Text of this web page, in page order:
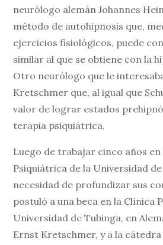
neurólogo alemán Johannes
método de autohipnosis que,
ejercicios fisiológicos, puede
similar al que se obtiene con la
Otro neurólogo que le
Kretschmer que, al igual que
valor de lograr estados
terapia psiquiátrica.
Luego de trabajar cinco años en
Psiquiátrica de la Universidad
necesidad de profundizar sus
postuló a una beca en la Clínica
Universidad de Tubinga, en
Ernst Kretschmer, y a la cátedra